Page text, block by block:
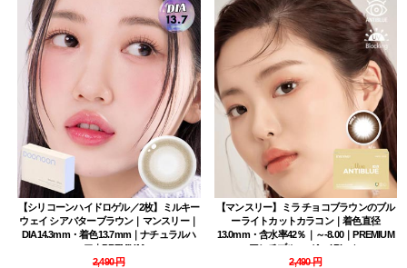
【シリコーンハイドロゲル／2枚】ミルキー
ウェイ シアバターブラウン｜マンスリー｜
DIA14.3mm・着色13.7mm｜ナチュラルハ
ーフ｜PREMIUM
2,490 円
【マンスリー】ミラ チョコブラウンのブル
ーライトカットカラコン｜着色直径
13.0mm・含水率42％｜～-8.00｜PREMIUM
アンチブルー（Anti Blue）
2,490 円